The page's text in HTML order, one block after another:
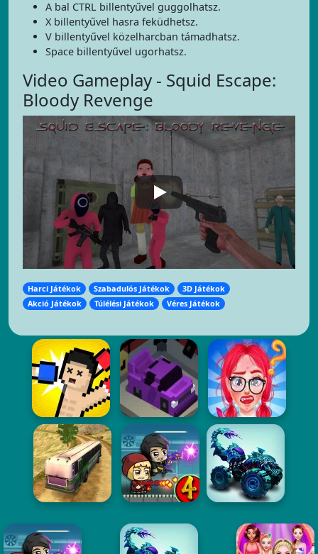
A bal CTRL billentyűvel guggolhatsz.
X billentyűvel hasra feküdhetsz.
V billentyűvel közelharcban támadhatsz.
Space billentyűvel ugorhatsz.
Video Gameplay - Squid Escape:
Bloody Revenge
Harci Játékok Szabadulós Játékok
3D Játékok
Akció Játékok
Túlélési Játékok Véres Játékok